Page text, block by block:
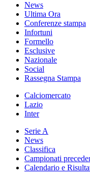
News
Ultima Ora
Conferenze stampa
Infortuni
Formello
Esclusive
Nazionale
Social
Rassegna Stampa
Calciomercato
Lazio
Inter
Serie A
News
Classifica
Campionati
Calendario e